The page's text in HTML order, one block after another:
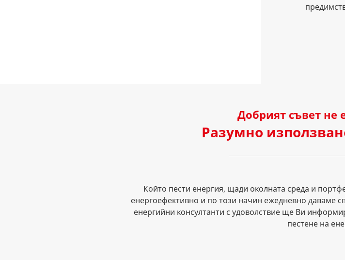
Добрият съвет не
Разумно
Който пести енергия, щади околната среда и
енергоефективно и по този начин ежедневно даваме
енергийни консултанти с удоволствие ще Ви
пестене на